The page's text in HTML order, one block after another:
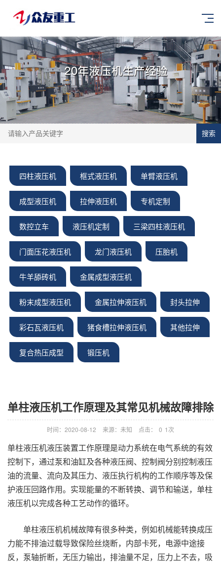
搜索
四柱液压机 框式液压机 单臂液压机
成型液压机 拉伸液压机 专机定制
数控立车 液压机定制 三梁四柱液压机
门面压花液压机 龙门液压机 压胎机
牛羊舔砖机 金属成型液压机
粉末成型液压机 金属拉伸液压机 封头拉伸
彩石瓦液压机 猪食槽拉伸液压机 其他拉伸
复合热压成型 锻压机
单柱液压机工作原理及其常见机械故障排除
时间：2020-08-12 来源：未知 点击： 0 1次
单柱液压机液压装置工作原理是动力系统在电气系统的有效
控制下，通过泵和油缸及各种液压阀、控制阀分别控制液压
油的流量、流向及其压力、液压执行机构的工作顺序等及保
护液压回路作用。实现能量的不断转换、调节和输送，单柱
液压机以完成各种工艺动作的循环。
单柱液压机机械故障有很多种类，例如机械能转换成压
力能不排油过载导致保险丝烧断，内部卡死，电源中途接
反，泵轴折断，无压力输出，排油量不足，压力上不去，吸